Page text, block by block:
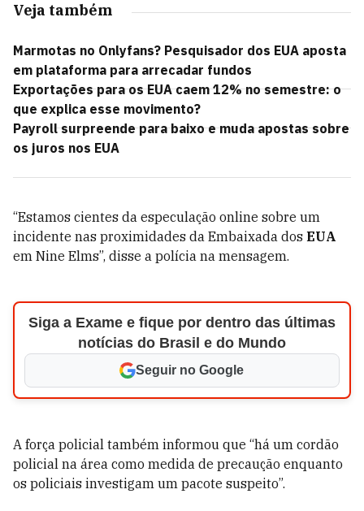
Veja também
Marmotas no Onlyfans? Pesquisador dos EUA aposta
em plataforma para arrecadar fundos
Exportações para os EUA caem 12% no semestre: o
que explica esse movimento?
Payroll surpreende para baixo e muda apostas sobre
os juros nos EUA
“Estamos cientes da especulação online sobre um
incidente nas proximidades da Embaixada dos EUA
em Nine Elms”, disse a polícia na mensagem.
Siga a Exame e fique por dentro das últimas
notícias do Brasil e do Mundo
Seguir no Google
A força policial também informou que “há um cordão
policial na área como medida de precaução enquanto
os policiais investigam um pacote suspeito”.